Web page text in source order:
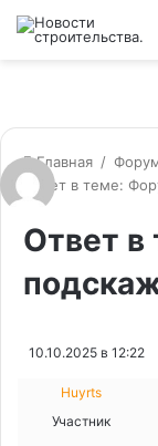
Главная /
Ответ в теме:
Ответ
10.10.2025 в 12:22
Huyrts
Участник